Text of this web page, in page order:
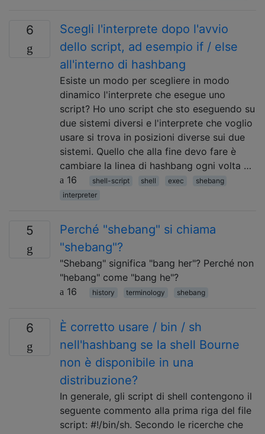
6
Scegli l'interprete dopo l'avvio
dello script, ad esempio if / else
all'interno di hashbang
Esiste un modo per scegliere in modo
dinamico l'interprete che esegue uno
script? Ho uno script che sto eseguendo su
due sistemi diversi e l'interprete che voglio
usare si trova in posizioni diverse sui due
sistemi. Quello che alla fine devo fare è
cambiare la linea di hashbang ogni volta …
16
shell-script shell exec
shebang
interpreter
5
Perché "shebang" si chiama
"shebang"?
"Shebang" significa "bang her"? Perché non
"hebang" come "bang he"?
16
history terminology shebang
6
È corretto usare / bin / sh
nell'hashbang se la shell Bourne
non è disponibile in una
distribuzione?
In generale, gli script di shell contengono il
seguente commento alla prima riga del file
script: #!/bin/sh. Secondo le ricerche che